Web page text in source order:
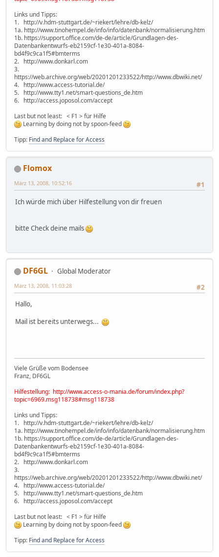
Links und Tipps:
1. http://v.hdm-stuttgart.de/~riekert/lehre/db-kelz/
1a. http://www.tinohempel.de/info/info/datenbank/normalisierung.htm
1b. https://support.office.com/de-de/article/Grundlagen-des-
Datenbankentwurfs-eb2159cf-1e30-401a-8084-
bd4f9c9ca1f5#bmterms
2. http://www.donkarl.com
3.
https://web.archive.org/web/20201201233522/http://www.dbwiki.net/
4. http://www.access-tutorial.de/
5. http://www.tty1.net/smart-questions_de.htm
6. http://access.joposol.com/accept
Last but not least: < F1 > für Hilfe
Learning by doing not by spoon-feed
Tipp: Find and Replace for Access
Flomox
#1
März 13, 2008, 10:52:16
Ich würde mich über Hilfestellung von dir freuen
bitte Check deine mails
DF6GL
Global Moderator
#2
März 13, 2008, 11:03:28
Hallo,
Mail ist bereits unterwegs...
Viele Grüße vom Bodensee
Franz, DF6GL
Hilfestellung: http://www.access-o-mania.de/forum/index.php?
topic=6969.msg118738#msg118738
Links und Tipps:
1. http://v.hdm-stuttgart.de/~riekert/lehre/db-kelz/
1a. http://www.tinohempel.de/info/info/datenbank/normalisierung.htm
1b. https://support.office.com/de-de/article/Grundlagen-des-
Datenbankentwurfs-eb2159cf-1e30-401a-8084-
bd4f9c9ca1f5#bmterms
2. http://www.donkarl.com
3.
https://web.archive.org/web/20201201233522/http://www.dbwiki.net/
4. http://www.access-tutorial.de/
5. http://www.tty1.net/smart-questions_de.htm
6. http://access.joposol.com/accept
Last but not least: < F1 > für Hilfe
Learning by doing not by spoon-feed
Tipp: Find and Replace for Access